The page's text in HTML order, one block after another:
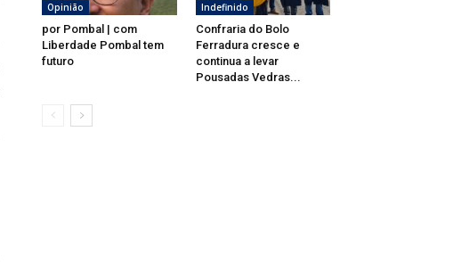
Opinião
por Pombal | com
Liberdade Pombal tem
futuro
Indefinido
Confraria do Bolo
Ferradura cresce e
continua a levar
Pousadas Vedras...